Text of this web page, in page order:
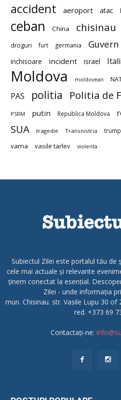
accident aeroport atac
ceban China chisinau
droguri furt germania Guvern
inchisoare incident israel
Moldova moldovean
PAS politia Politia de
PSRM putin Republica Moldova
SUA tragedie Transnistria trump
vama vasile tarlev violenta
Subiectul Zilei este portalul tău de
cele mai actuale și relevante
ținem conectat la esențial.
Zilei - unde informația
mun. Chisinau. str. Vasile Lupu 30
red. +373 69
Contactați-ne: